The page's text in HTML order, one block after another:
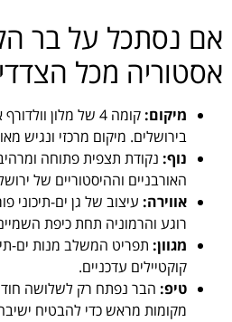
אם נסתכל על בר
אסטוריה מכל
מיקום:
בירושלים. מיקום מרכזי ונגיש
נוף: נקודת תצפית פתוחה
האורבניים וההיסטוריים של
אווירה: עיצוב של גן ים-
רוגע והרמוניה תחת כיפת
מגוון: תפריט המשלב מנות ים-
קוקטיילים עדכניים.
טיפ: הבר נפתח רק לשלושה
מקומות מראש כדי להבטיח